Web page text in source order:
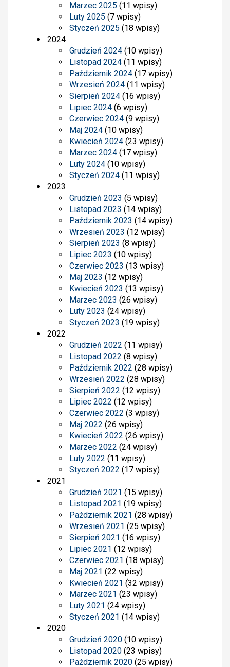
Marzec 2025 (11 wpisy)
Luty 2025 (7 wpisy)
Styczeń 2025 (18 wpisy)
2024
Grudzień 2024 (10 wpisy)
Listopad 2024 (11 wpisy)
Październik 2024 (17 wpisy)
Wrzesień 2024 (11 wpisy)
Sierpień 2024 (16 wpisy)
Lipiec 2024 (6 wpisy)
Czerwiec 2024 (9 wpisy)
Maj 2024 (10 wpisy)
Kwiecień 2024 (23 wpisy)
Marzec 2024 (17 wpisy)
Luty 2024 (10 wpisy)
Styczeń 2024 (11 wpisy)
2023
Grudzień 2023 (5 wpisy)
Listopad 2023 (14 wpisy)
Październik 2023 (14 wpisy)
Wrzesień 2023 (12 wpisy)
Sierpień 2023 (8 wpisy)
Lipiec 2023 (10 wpisy)
Czerwiec 2023 (13 wpisy)
Maj 2023 (12 wpisy)
Kwiecień 2023 (13 wpisy)
Marzec 2023 (26 wpisy)
Luty 2023 (24 wpisy)
Styczeń 2023 (19 wpisy)
2022
Grudzień 2022 (11 wpisy)
Listopad 2022 (8 wpisy)
Październik 2022 (28 wpisy)
Wrzesień 2022 (28 wpisy)
Sierpień 2022 (12 wpisy)
Lipiec 2022 (12 wpisy)
Czerwiec 2022 (3 wpisy)
Maj 2022 (26 wpisy)
Kwiecień 2022 (26 wpisy)
Marzec 2022 (24 wpisy)
Luty 2022 (11 wpisy)
Styczeń 2022 (17 wpisy)
2021
Grudzień 2021 (15 wpisy)
Listopad 2021 (19 wpisy)
Październik 2021 (28 wpisy)
Wrzesień 2021 (25 wpisy)
Sierpień 2021 (16 wpisy)
Lipiec 2021 (12 wpisy)
Czerwiec 2021 (18 wpisy)
Maj 2021 (22 wpisy)
Kwiecień 2021 (32 wpisy)
Marzec 2021 (23 wpisy)
Luty 2021 (24 wpisy)
Styczeń 2021 (14 wpisy)
2020
Grudzień 2020 (10 wpisy)
Listopad 2020 (23 wpisy)
Październik 2020 (25 wpisy)